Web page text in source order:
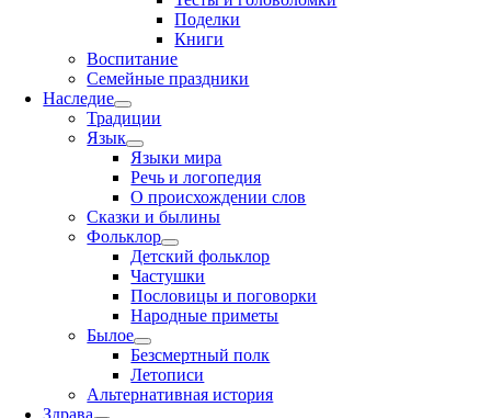
Поделки
Книги
Воспитание
Семейные праздники
Наследие
Традиции
Язык
Языки мира
Речь и логопедия
О происхождении слов
Сказки и былины
Фольклор
Детский фольклор
Частушки
Пословицы и поговорки
Народные приметы
Былое
Безсмертный полк
Летописи
Альтернативная история
Здрава